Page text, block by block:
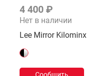
4 400 ₽
Нет в наличии
Lee Mirror Kilominx